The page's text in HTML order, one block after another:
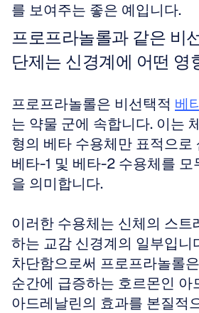
를 보여주는 좋은 예입니다.
프로프라놀롤과 같은 비
단제는 신경계에 어떤 영
프로프라놀롤은 비선택적 베
는 약물 군에 속합니다. 이는
형의 베타 수용체만 표적으로
베타-1 및 베타-2 수용체를 모
을 의미합니다.
이러한 수용체는 신체의 스트
하는 교감 신경계의 일부입니
차단함으로써 프로프라놀롤
순간에 급증하는 호르몬인 아
아드레날린의 효과를 본질적